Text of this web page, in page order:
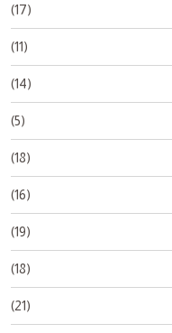
(17)
(11)
(14)
(5)
(18)
(16)
(19)
(18)
(21)